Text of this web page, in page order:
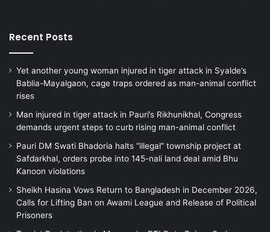
Recent Posts
Yet another young woman injured in tiger attack in Syalde’s
Bablia-Mayalgaon, cage traps ordered as man-animal conflict
rises
Man injured in tiger attack in Pauri’s Rikhunikhal, Congress
demands urgent steps to curb rising man-animal conflict
Pauri DM Swati Bhadoria halts “illegal” township project at
Safdarkhal, orders probe into 145-nali land deal amid Bhu
Kanoon violations
Sheikh Hasina Vows Return to Bangladesh in December 2026,
Calls for Lifting Ban on Awami League and Release of Political
Prisoners